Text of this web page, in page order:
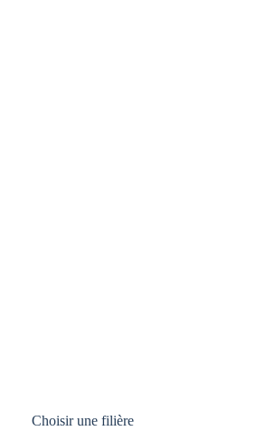
Choisir une filière